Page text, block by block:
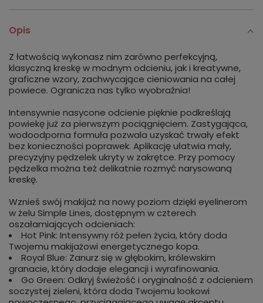
Opis
Z łatwością wykonasz nim zarówno perfekcyjną,
klasyczną kreskę w modnym odcieniu, jak i kreatywne,
graficzne wzory, zachwycające cieniowania na całej
powiece. Ogranicza nas tylko wyobraźnia!
Intensywnie nasycone odcienie pięknie podkreślają
powiekę już za pierwszym pociągnięciem. Zastygająca,
wodoodporna formuła pozwala uzyskać trwały efekt
bez konieczności poprawek. Aplikację ułatwia mały,
precyzyjny pędzelek ukryty w zakrętce. Przy pomocy
pędzelka można też delikatnie rozmyć narysowaną
kreskę.
Wznieś swój makijaż na nowy poziom dzięki eyelinerom
w żelu Simple Lines, dostępnym w czterech
oszałamiających odcieniach:
Hot Pink: Intensywny róż pełen życia, który doda
Twojemu makijażowi energetycznego kopa.
Royal Blue: Zanurz się w głębokim, królewskim
granacie, który dodaje elegancji i wyrafinowania.
Go Green: Odkryj świeżość i oryginalność z odcieniem
soczystej zieleni, która doda Twojemu lookowi